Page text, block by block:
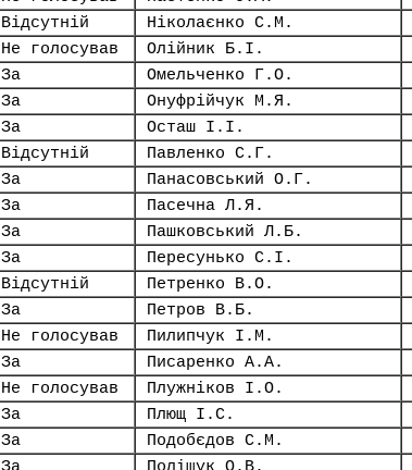
Відсутній Ніколаєнко С.М.
Не голосував Олійник Б.І.
За Омельченко Г.О.
За Онуфрійчук М.Я.
За Осташ І.І.
Відсутній Павленко С.Г.
За Панасовський О.Г.
За Пасечна Л.Я.
За Пашковський Л.Б.
За Пересунько С.І.
Відсутній Петренко В.О.
За Петров В.Б.
Не голосував Пилипчук І.М.
За Писаренко А.А.
Не голосував Плужніков І.О.
За Плющ І.С.
За Подобєдов С.М.